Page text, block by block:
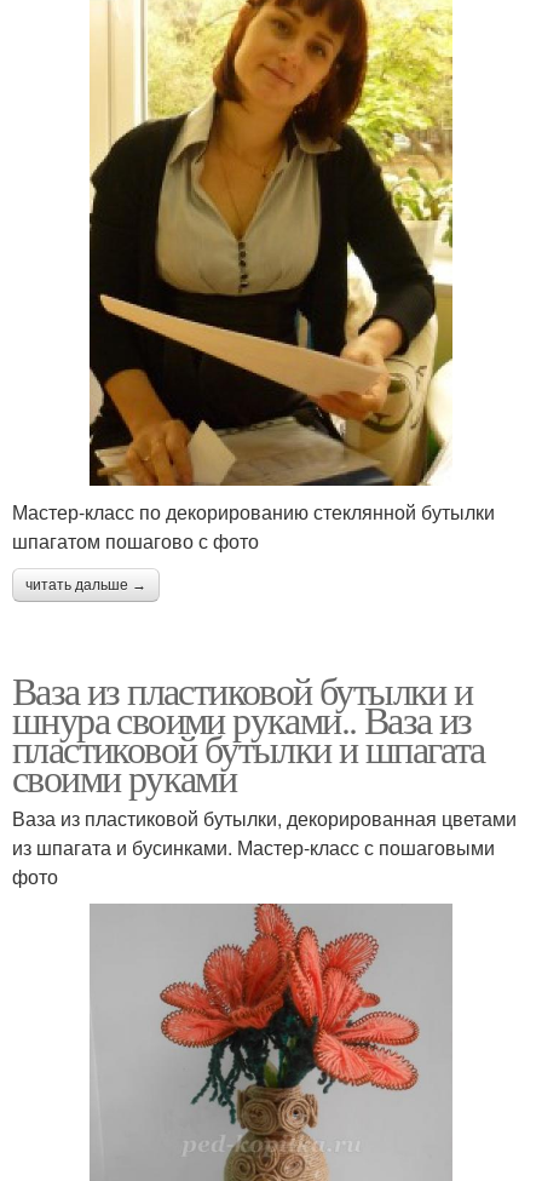
Мастер-класс по декорированию стеклянной бутылки
шпагатом пошагово с фото
читать дальше →
Ваза из пластиковой бутылки и
шнура своими руками.. Ваза из
пластиковой бутылки и шпагата
своими руками
Ваза из пластиковой бутылки, декорированная цветами
из шпагата и бусинками. Мастер-класс с пошаговыми
фото